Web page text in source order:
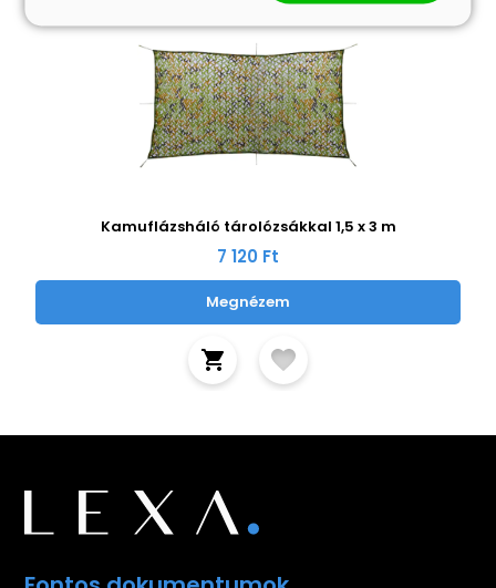
Kamuflázsháló tárolózsákkal 1,5 x 3 m
7 120 Ft
Megnézem